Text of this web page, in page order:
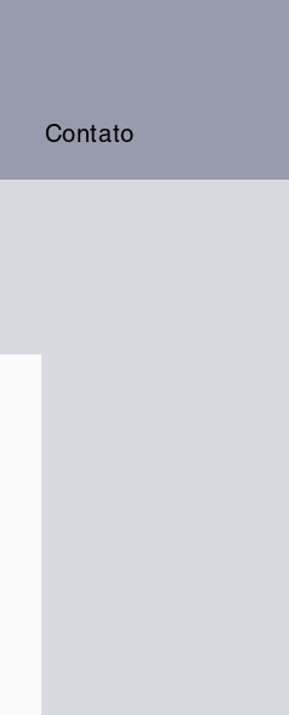
Contato